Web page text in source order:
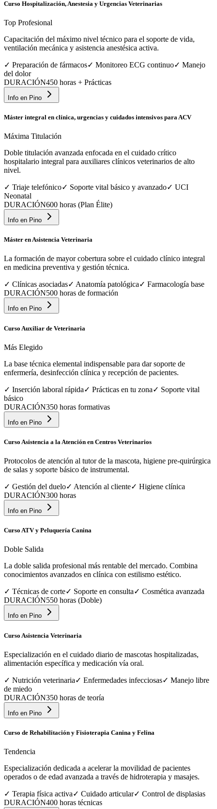
Curso Hospitalización, Anestesia y Urgencias Veterinarias
Top Profesional
Capacitación del máximo nivel técnico para el soporte de vida,
ventilación mecánica y asistencia anestésica activa.
✓ Preparación de fármacos✓ Monitoreo ECG continuo✓ Manejo
del dolor
DURACIÓN450 horas + Prácticas
Info en Pino
Máster integral en clínica, urgencias y cuidados intensivos para ACV
Máxima Titulación
Doble titulación avanzada enfocada en el cuidado crítico
hospitalario integral para auxiliares clínicos veterinarios de alto
nivel.
✓ Triaje telefónico✓ Soporte vital básico y avanzado✓ UCI
Neonatal
DURACIÓN600 horas (Plan Élite)
Info en Pino
Máster en Asistencia Veterinaria
La formación de mayor cobertura sobre el cuidado clínico integral
en medicina preventiva y gestión técnica.
✓ Clínicas asociadas✓ Anatomía patológica✓ Farmacología base
DURACIÓN500 horas de formación
Info en Pino
Curso Auxiliar de Veterinaria
Más Elegido
La base técnica elemental indispensable para dar soporte de
enfermería, desinfección clínica y recepción de pacientes.
✓ Inserción laboral rápida✓ Prácticas en tu zona✓ Soporte vital
básico
DURACIÓN350 horas formativas
Info en Pino
Curso Asistencia a la Atención en Centros Veterinarios
Protocolos de atención al tutor de la mascota, higiene pre-quirúrgica
de salas y soporte básico de instrumental.
✓ Gestión del duelo✓ Atención al cliente✓ Higiene clínica
DURACIÓN300 horas
Info en Pino
Curso ATV y Peluquería Canina
Doble Salida
La doble salida profesional más rentable del mercado. Combina
conocimientos avanzados en clínica con estilismo estético.
✓ Técnicas de corte✓ Soporte en consulta✓ Cosmética avanzada
DURACIÓN550 horas (Doble)
Info en Pino
Curso Asistencia Veterinaria
Especialización en el cuidado diario de mascotas hospitalizadas,
alimentación específica y medicación vía oral.
✓ Nutrición veterinaria✓ Enfermedades infecciosas✓ Manejo libre
de miedo
DURACIÓN350 horas de teoría
Info en Pino
Curso de Rehabilitación y Fisioterapia Canina y Felina
Tendencia
Especialización dedicada a acelerar la movilidad de pacientes
operados o de edad avanzada a través de hidroterapia y masajes.
✓ Terapia física activa✓ Cuidado articular✓ Control de displasias
DURACIÓN400 horas técnicas